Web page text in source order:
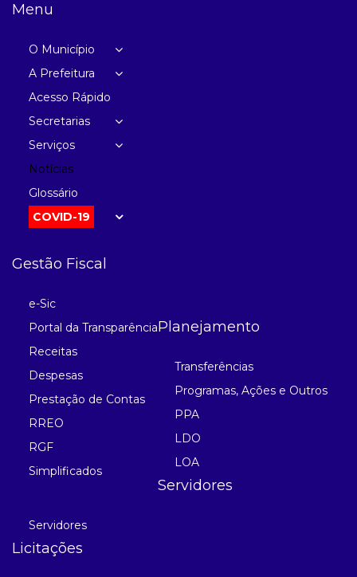
Menu
O Município
A Prefeitura
Acesso Rápido
Secretarias
Serviços
Notícias
Glossário
COVID-19
Gestão Fiscal
e-Sic
Portal da Transparência
Receitas
Despesas
Prestação de Contas
RREO
RGF
Simplificados
Planejamento
Transferências
Programas, Ações e Outros
PPA
LDO
LOA
Servidores
Servidores
Licitações